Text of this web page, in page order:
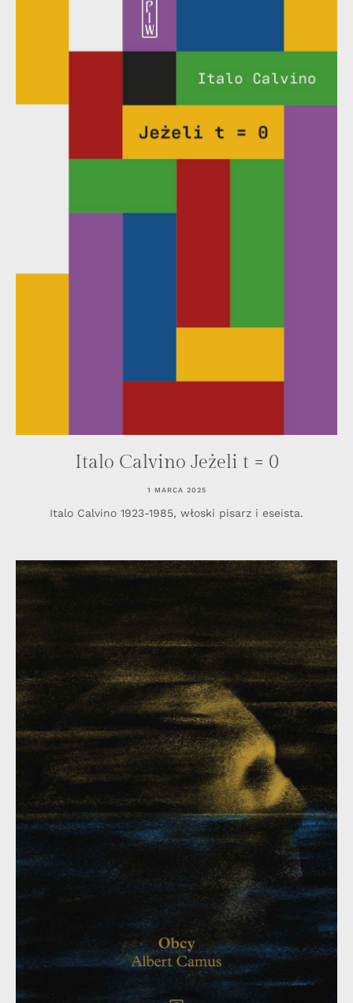
Italo Calvino Jeżeli t = 0
1 MARCA 2025
Italo Calvino 1923-1985, włoski pisarz i eseista.